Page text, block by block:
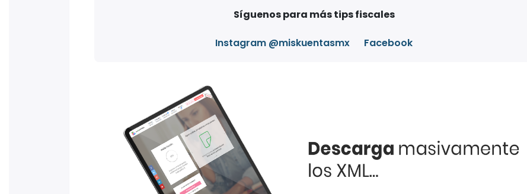
Síguenos para más tips fiscales
Instagram @miskuentasmx Facebook